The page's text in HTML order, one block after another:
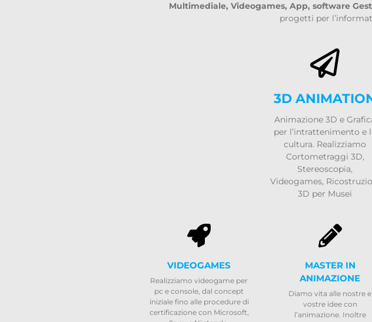
Multimediale, Videogames, App, software
progetti per
3D
Animazione 3D e
per l’intrattenimento e
cultura. Realizziamo
Cortometraggi 3D,
Stereoscopia,
Videogames,
3D per Musei
VIDEOGAMES
Realizziamo videogame per
pc e console, dal concept
iniziale fino alle procedure di
certificazione con Microsoft,
MASTER IN
ANIMAZIONE
Diamo vita alle nostre e
vostre idee con
l’animazione. Inoltre